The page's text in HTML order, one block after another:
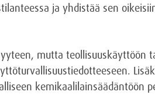
ja yhdistää sen
mutta teollisuuskäyttöön
kemikaalilainsäädäntöön